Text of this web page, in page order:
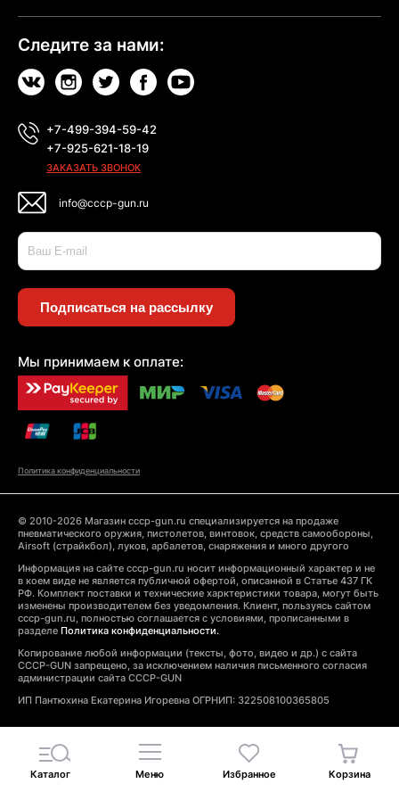
Следите за нами:
+7-499-394-59-42
+7-925-621-18-19
ЗАКАЗАТЬ ЗВОНОК
info@cccp-gun.ru
Подписаться на рассылку
Мы принимаем к оплате:
Политика конфиденциальности
© 2010-2026 Магазин cccp-gun.ru специализируется на продаже
пневматического оружия, пистолетов, винтовок, средств самообороны,
Airsoft (страйкбол), луков, арбалетов, снаряжения и много другого
Информация на сайте cccp-gun.ru носит информационный характер и не
в коем виде не является публичной офертой, описанной в Статье 437 ГК
РФ. Комплект поставки и технические харктеристики товара, могут быть
изменены производителем без уведомления. Клиент, пользуясь сайтом
cccp-gun.ru, полностью соглашается с условиями, прописанными в
разделе Политика конфиденциальности.
Копирование любой информации (тексты, фото, видео и др.) с сайта
CCCP-GUN запрещено, за исключением наличия письменного согласия
администрации сайта CCCP-GUN
ИП Пантюхина Екатерина Игоревна ОГРНИП: 322508100365805
Каталог Меню Избранное Корзина